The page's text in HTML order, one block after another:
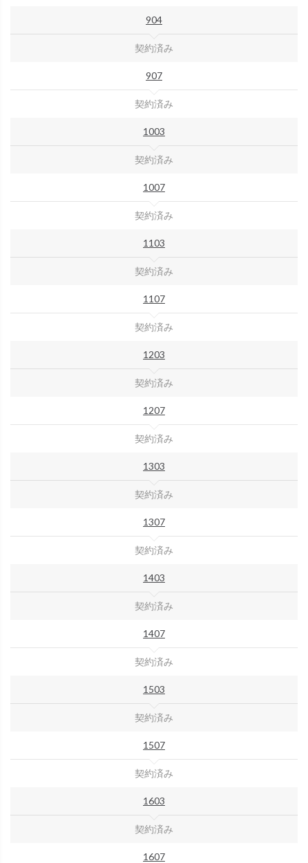
904
契約済み
907
契約済み
1003
契約済み
1007
契約済み
1103
契約済み
1107
契約済み
1203
契約済み
1207
契約済み
1303
契約済み
1307
契約済み
1403
契約済み
1407
契約済み
1503
契約済み
1507
契約済み
1603
契約済み
1607